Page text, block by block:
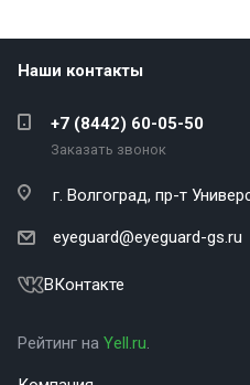
Наши контакты
+7 (8442) 60-05-50
Заказать звонок
г. Волгоград, пр-т
eyeguard@eyeguard-gs.ru
ВКонтакте
Рейтинг на Yell.ru.